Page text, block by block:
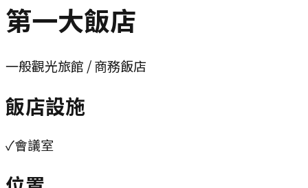
第一大飯店
一般觀光旅館 / 商務飯店
飯店設施
✓會議室